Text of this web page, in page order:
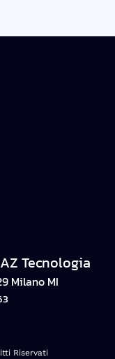
Tecnologia
Milano MI
Riservati